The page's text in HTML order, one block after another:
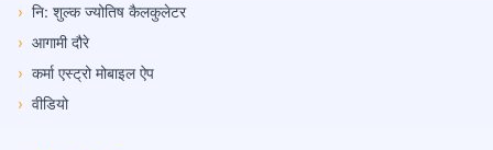
› नि: शुल्क ज्योतिष कैलकुलेटर
› आगामी दौरे
› कर्मा एस्ट्रो मोबाइल ऐप
› वीडियो